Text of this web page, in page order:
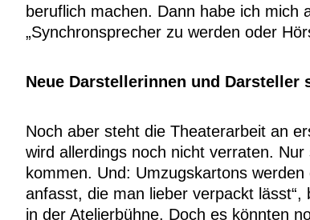
beruflich machen. Dann habe ich mich
„Synchronsprecher zu werden oder
Neue Darstellerinnen und
Noch aber steht die Theaterarbeit an
wird allerdings noch nicht verraten.
kommen. Und: Umzugskartons
anfasst, die man lieber verpackt
in der Atelierbühne. Doch es könnten